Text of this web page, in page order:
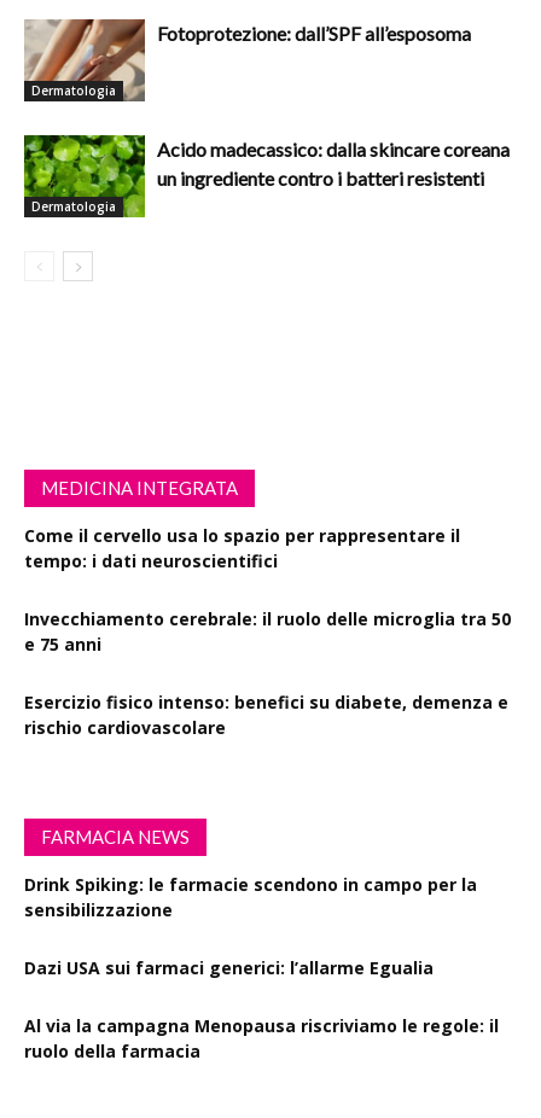
Dermatologia
Fotoprotezione: dall’SPF all’esposoma
Dermatologia
Acido madecassico: dalla skincare coreana
un ingrediente contro i batteri resistenti
MEDICINA INTEGRATA
Come il cervello usa lo spazio per rappresentare il
tempo: i dati neuroscientifici
Invecchiamento cerebrale: il ruolo delle microglia tra 50
e 75 anni
Esercizio fisico intenso: benefici su diabete, demenza e
rischio cardiovascolare
FARMACIA NEWS
Drink Spiking: le farmacie scendono in campo per la
sensibilizzazione
Dazi USA sui farmaci generici: l’allarme Egualia
Al via la campagna Menopausa riscriviamo le regole: il
ruolo della farmacia